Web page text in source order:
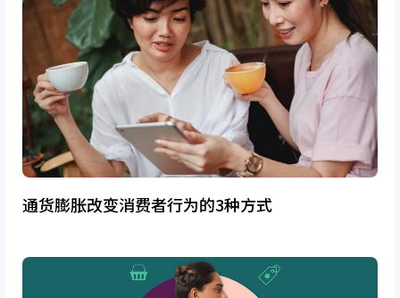
通货膨胀改变消费者行为的3种方式